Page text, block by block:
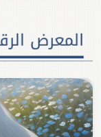
المعرض